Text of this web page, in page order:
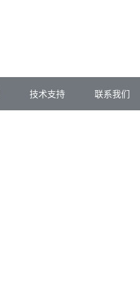
技术支持 联系我们